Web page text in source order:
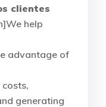
clientes
help
advantage of
generating